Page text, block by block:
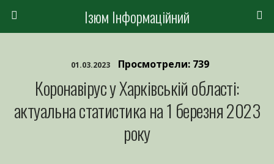
Ізюм Інформаційний
01.03.2023 Просмотрели: 739
Коронавірус у Харківській області:
актуальна статистика на 1 березня 2023
року